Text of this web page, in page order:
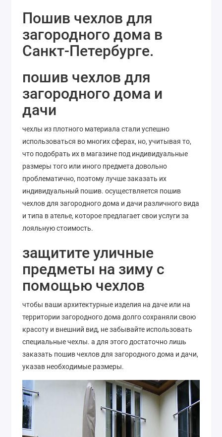
Пошив чехлов для
загородного дома в
Санкт-Петербурге.
пошив чехлов для
загородного дома и
дачи
чехлы из плотного материала стали успешно
использоваться во многих сферах, но, учитывая то,
что подобрать их в магазине под индивидуальные
размеры того или иного предмета довольно
проблематично, поэтому лучше заказать их
индивидуальный пошив. осуществляется пошив
чехлов для загородного дома и дачи различного вида
и типа в ателье, которое предлагает свои услуги за
лояльную стоимость.
защитите уличные
предметы на зиму с
помощью чехлов
чтобы ваши архитектурные изделия на даче или на
территории загородного дома долго сохраняли свою
красоту и внешний вид, не забывайте использовать
специальные чехлы. а для этого достаточно лишь
заказать пошив чехлов для загородного дома и дачи,
указав необходимые размеры.